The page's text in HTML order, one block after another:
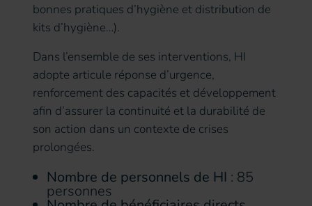
bonnes pratiques d’hygiène et distribution de
kits d’hygiène…).
Dans l’ensemble de ses interventions, HI
adopte articule réponse d’urgence,
renforcement des capacités et développement
afin d’assurer la continuité et la durabilité de
son action dans un contexte de crises
prolongées.
Nombre de personnels de HI : 85
personnes